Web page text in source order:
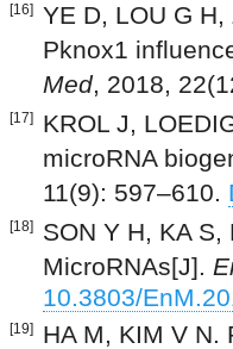
[16]
YE D, LOU G
Pknox1
Med, 2018,
[17]
KROL J,
microRNA
11(9): 597–610.
[18]
SON Y H, KA
MicroRNAs[J].
10.3803/
[19]
HA M, KIM V